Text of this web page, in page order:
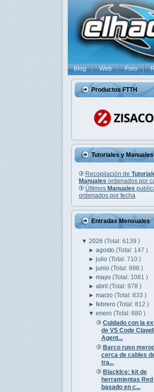
Blog Web Foro
Productos FTTH
Tutoriales y Manuales
Recopilación de
Manuales ordenados por
Últimos Manuales
ordenados por fecha
Entradas Mensuales
▼ 2026 (Total: 6139 )
►agosto(Total: 147 )
►julio(Total: 710 )
►junio(Total: 898 )
►mayo(Total: 1081 )
►abril(Total: 978 )
►marzo(Total: 833 )
►febrero(Total: 812 )
▼enero(Total: 680 )
Cuidado con la
de VS Code
Agent...
Barco ruso
cerca de cables
tra...
BlackIce: kit de
herramientas Red
basado en c...